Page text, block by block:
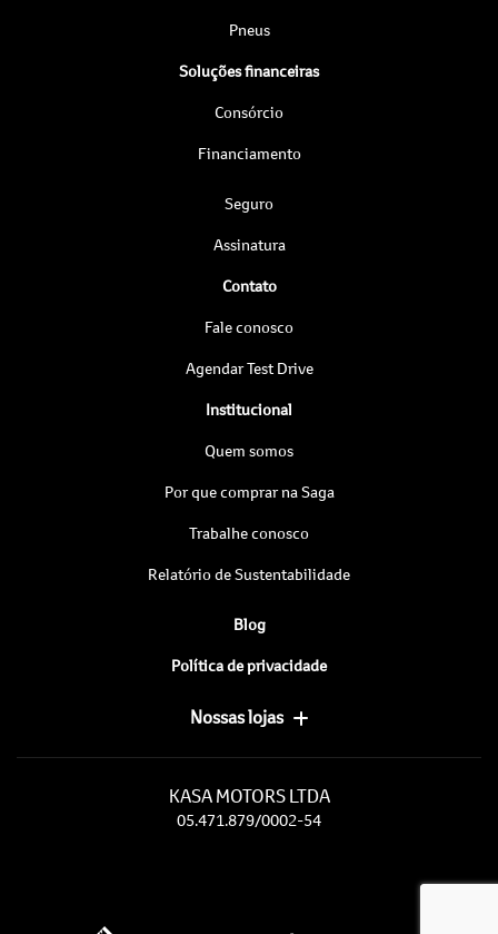
Pneus
Soluções financeiras
Consórcio
Financiamento
Seguro
Assinatura
Contato
Fale conosco
Agendar Test Drive
Institucional
Quem somos
Por que comprar na Saga
Trabalhe conosco
Relatório de Sustentabilidade
Blog
Política de privacidade
Nossas lojas
KASA MOTORS LTDA
05.471.879/0002-54